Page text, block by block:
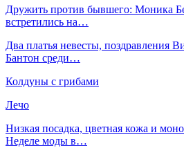
Дружить против бывшего: Моника
встретились на…
Два платья невесты, поздравления
Бантон среди…
Колдуны с грибами
Лечо
Низкая посадка, цветная кожа и
Неделе моды в…